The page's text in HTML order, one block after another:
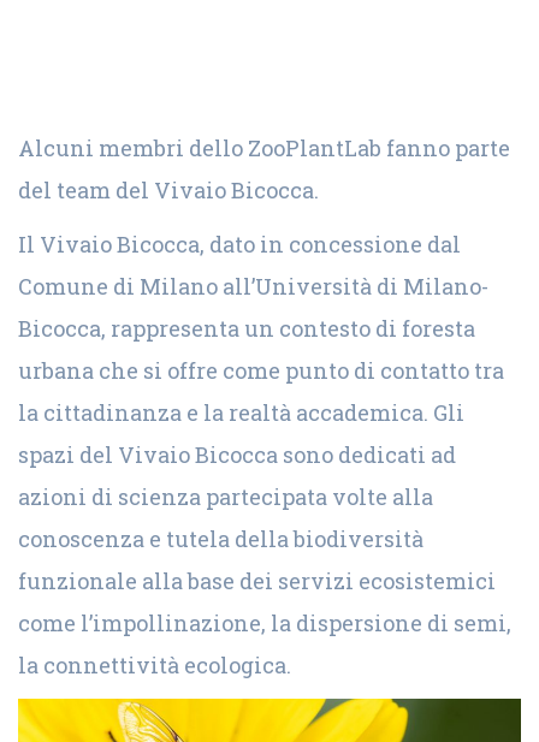
Alcuni membri dello ZooPlantLab fanno parte
del team del Vivaio Bicocca.
Il Vivaio Bicocca, dato in concessione dal
Comune di Milano all’Università di Milano-
Bicocca, rappresenta un contesto di foresta
urbana che si offre come punto di contatto tra
la cittadinanza e la realtà accademica. Gli
spazi del Vivaio Bicocca sono dedicati ad
azioni di scienza partecipata volte alla
conoscenza e tutela della biodiversità
funzionale alla base dei servizi ecosistemici
come l’impollinazione, la dispersione di semi,
la connettività ecologica.